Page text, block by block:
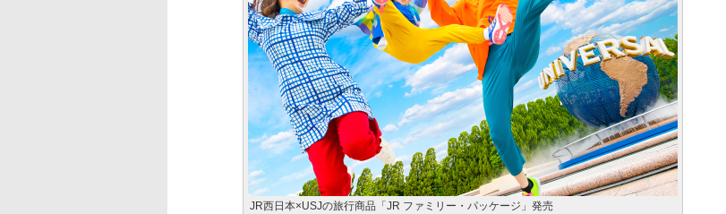
JR西日本×USJの旅行商品「JR ファミリー・パッケージ」発売